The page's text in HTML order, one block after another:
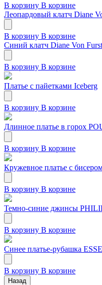
В корзину В корзине
Леопардовый клатч Diane
В корзину В корзине
Синий клатч Diane Von
В корзину В корзине
Платье с пайетками Iceberg
В корзину В корзине
Длинное платье в горох
В корзину В корзине
Кружевное платье с
В корзину В корзине
Темно-синие джинсы
В корзину В корзине
Синее платье-рубашка
В корзину В корзине
Назад